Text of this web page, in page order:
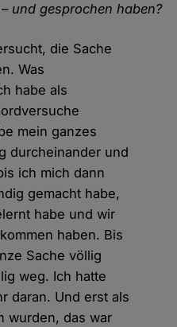
und gesprochen haben?
die Sache
Was
habe als
mein ganzes
durcheinander und
ich mich dann
gemacht habe,
habe und wir
haben. Bis
Sache völlig
weg. Ich hatte
daran. Und erst als
wurden, das war